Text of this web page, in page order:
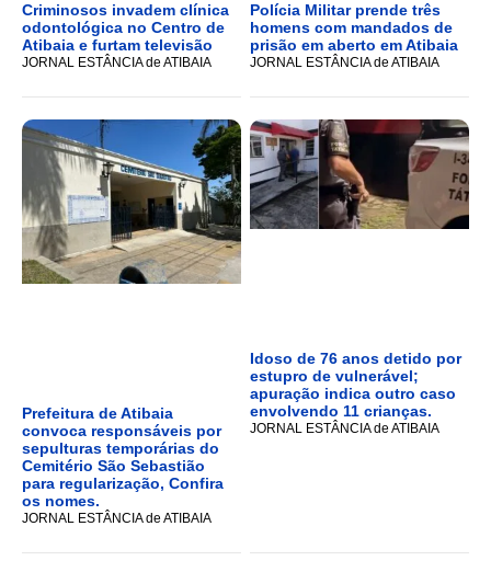
Criminosos invadem clínica
odontológica no Centro de
Atibaia e furtam televisão
JORNAL ESTÂNCIA de ATIBAIA
Polícia Militar prende três
homens com mandados de
prisão em aberto em Atibaia
JORNAL ESTÂNCIA de ATIBAIA
Prefeitura de Atibaia
convoca responsáveis por
sepulturas temporárias do
Cemitério São Sebastião
para regularização, Confira
os nomes.
JORNAL ESTÂNCIA de ATIBAIA
Idoso de 76 anos detido por
estupro de vulnerável;
apuração indica outro caso
envolvendo 11 crianças.
JORNAL ESTÂNCIA de ATIBAIA